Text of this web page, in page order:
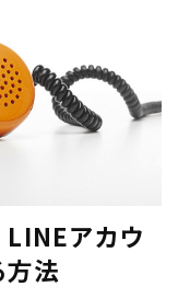
LINEアカウ
方法